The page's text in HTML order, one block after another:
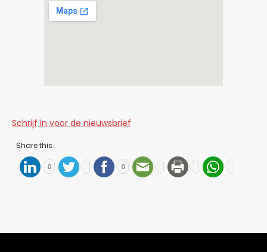
Schrijf in voor de nieuwsbrief
Share this...
0 0